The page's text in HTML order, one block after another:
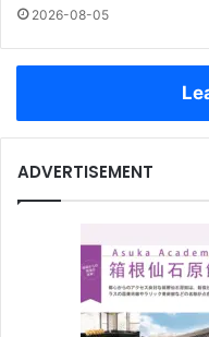
2026-08-05
ADVERTISEMENT